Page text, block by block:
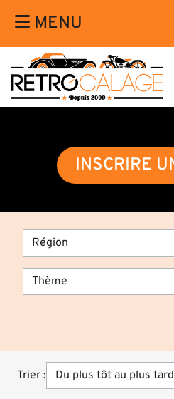
MENU
INSCRIRE
Trier :